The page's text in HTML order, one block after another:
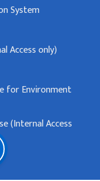
System
Access only)
for Environment
(Internal Access